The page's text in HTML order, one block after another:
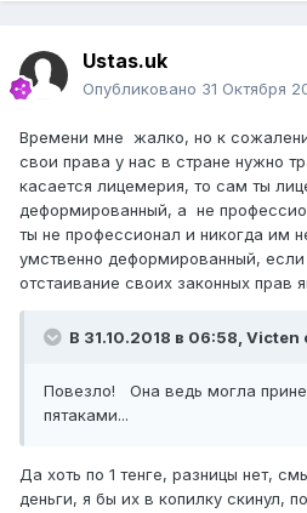
Ustas.uk
Опубликовано 31 Октября
Времени мне жалко, но к
свои права у нас в стране нужно
касается лицемерия, то сам ты
деформированный, а не
ты не профессионал и никогда им
умственно деформированный, если
отстаивание своих законных прав
В 31.10.2018 в 06:58, Victen
Повезло! Она ведь могла
пятаками...
Да хоть по 1 тенге, разницы нет,
деньги, я бы их в копилку скинул,